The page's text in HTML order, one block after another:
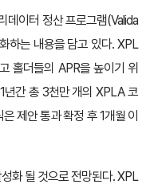
데이터 정산 프로그램(Valida
하는 내용을 담고 있다. XPL
홀더들의 APR을 높이기 위
년간 총 3천만 개의 XPLA 코
제안 통과 확정 후 1개월 이
화 될 것으로 전망된다. XPL